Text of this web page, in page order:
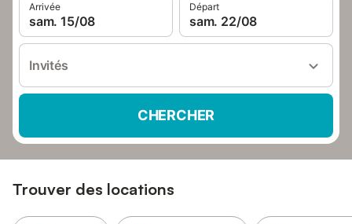
Arrivée
sam. 15/08
Départ
sam. 22/08
Invités
CHERCHER
Trouver des locations